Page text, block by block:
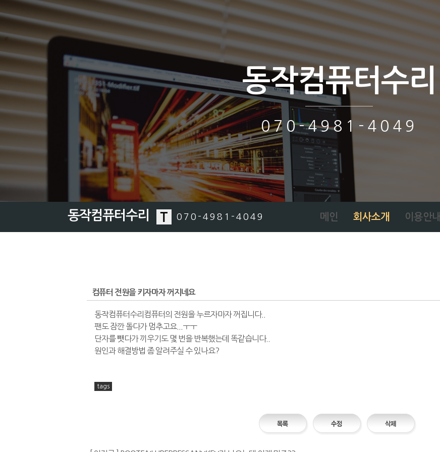
동작컴퓨터수리
070-4981-4049
동작컴퓨터수리 070-4981-4049 메인 회사소개 이용안내
컴퓨터 전원을 키자마자 꺼지네요
동작컴퓨터수리컴퓨터의 전원을 누르자마자 꺼집니다..
팬도 잠깐 돌다가 멈추고요...ㅜㅜ
단자를 뺏다가 끼우기도 몇 번을 반복했는데 똑같습니다..
원인과 해결방법 좀 알려주실 수 있나요?
tags